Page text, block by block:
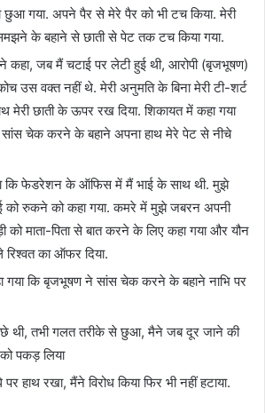
गया. अपने पैर से मेरे पैर को भी टच किया. मेरी
के बहाने से छाती से पेट तक टच किया गया.
कहा, जब मैं चटाई पर लेटी हुई थी, आरोपी (बृजभूषण)
उस वक्त नहीं थे. मेरी अनुमति के बिना मेरी टी-शर्ट
मेरी छाती के ऊपर रख दिया. शिकायत में कहा गया
चेक करने के बहाने अपना हाथ मेरे पेट से नीचे
कि फेडरेशन के ऑफिस में मैं भाई के साथ थी. मुझे
को रुकने को कहा गया. कमरे में मुझे जबरन अपनी
को माता-पिता से बात करने के लिए कहा गया और यौन
का ऑफर दिया.
गया कि बृजभूषण ने सांस चेक करने के बहाने नाभि पर
थी, तभी गलत तरीके से छुआ, मैने जब दूर जाने की
पकड़ लिया
हाथ रखा, मैंने विरोध किया फिर भी नहीं हटाया.